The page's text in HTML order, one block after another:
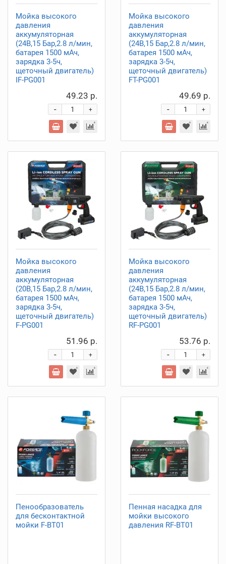
Мойка высокого
давления
аккумуляторная
(24В,15 Бар,2.8 л/мин,
батарея 1500 мАч,
зарядка 3-5ч,
щеточный двигатель)
IF-PG001
49.23 р.
+
-
Мойка высокого
давления
аккумуляторная
(24В,15 Бар,2.8 л/мин,
батарея 1500 мАч,
зарядка 3-5ч,
щеточный двигатель)
FT-PG001
49.69 р.
+
-
Мойка высокого
давления
аккумуляторная
(20В,15 Бар,2.8 л/мин,
батарея 1500 мАч,
зарядка 3-5ч,
щеточный двигатель)
F-PG001
51.96 р.
+
-
Мойка высокого
давления
аккумуляторная
(24В,15 Бар,2.8 л/мин,
батарея 1500 мАч,
зарядка 3-5ч,
щеточный двигатель)
RF-PG001
53.76 р.
+
-
Пенообразователь
для бесконтактной
мойки F-BT01
Пенная насадка для
мойки высокого
давления RF-BT01